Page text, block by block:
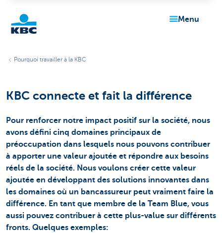
menu
Pourquoi travailler à la KBC
KBC connecte et fait la différence
Pour renforcer notre impact positif sur la société, nous
avons défini cinq domaines principaux de
préoccupation dans lesquels nous pouvons contribuer
à apporter une valeur ajoutée et répondre aux besoins
réels de la société. Nous voulons créer cette valeur
ajoutée en développant des solutions innovantes dans
les domaines où un bancassureur peut vraiment faire la
différence. En tant que membre de la Team Blue, vous
aussi pouvez contribuer à cette plus-value sur différents
fronts. Quelques exemples: